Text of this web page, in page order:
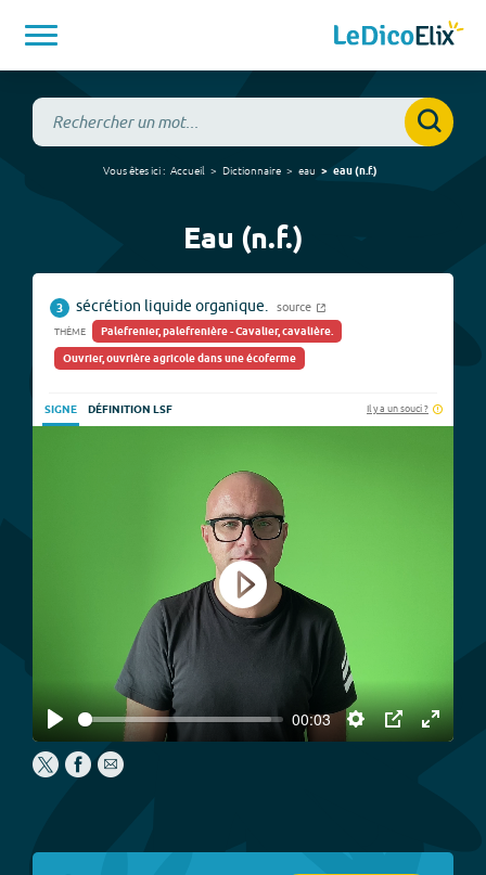
Vous êtes ici : Accueil Dictionnaire eau eau(n.f.)
Eau (n.f.)
3 sécrétion liquide organique. source
THÈME
Palefrenier, palefrenière - Cavalier, cavalière.
Ouvrier, ouvrière agricole dans une écoferme
SIGNE DÉFINITION LSF Il y a un souci ?
Play
00:03
Settings
PIP
Enter
Play